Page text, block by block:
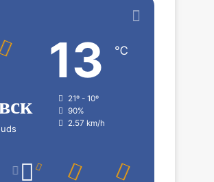
13 ℃
21º - 10º
90%
2.57 km/h